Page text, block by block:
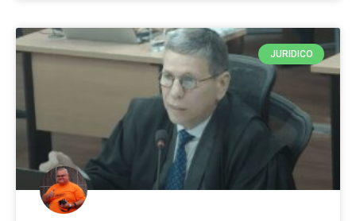
JURIDICO